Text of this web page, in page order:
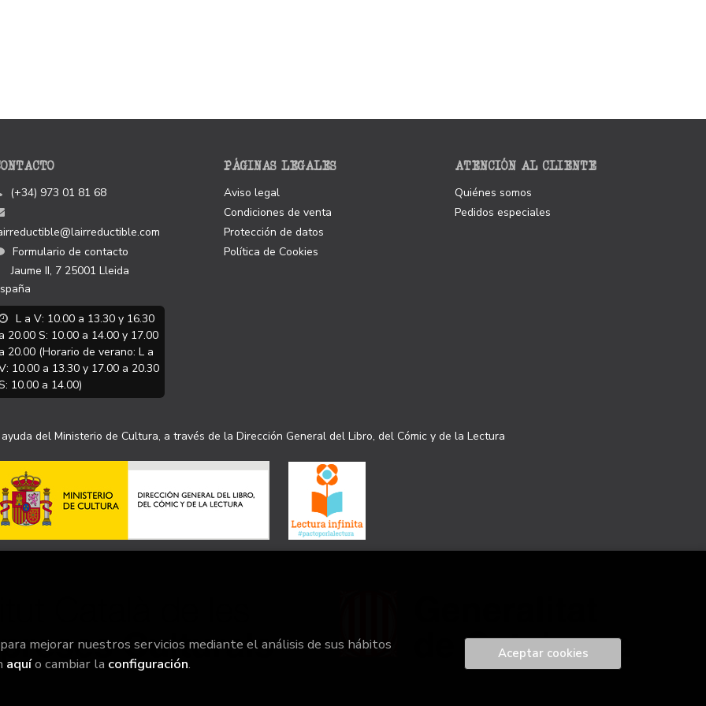
(+34) 973 01 81 68
Formulario de contacto
Jaume II, 7 25001 Lleida
L a V: 10.00 a 13.30 y 16.30
20.00 S: 10.00 a 14.00 y 17.00
20.00 (Horario de verano: L a
10.00 a 13.30 y 17.00 a 20.30
10.00 a 14.00)
PÁGINAS LEGALES
Aviso legal
Condiciones de venta
Protección de datos
Política de Cookies
ATENCIÓN AL CLIENTE
Quiénes somos
Pedidos especiales
del Ministerio de Cultura, a través de la Dirección General del Libro, del Cómic y de la Lectura
mejorar nuestros servicios mediante el análisis de sus hábitos
aquío cambiar la configuración.
Aceptar cookies